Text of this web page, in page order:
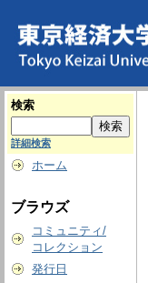
検索
詳細検索
ホーム
ブラウズ
コミュニティ/
コレクション
発行日